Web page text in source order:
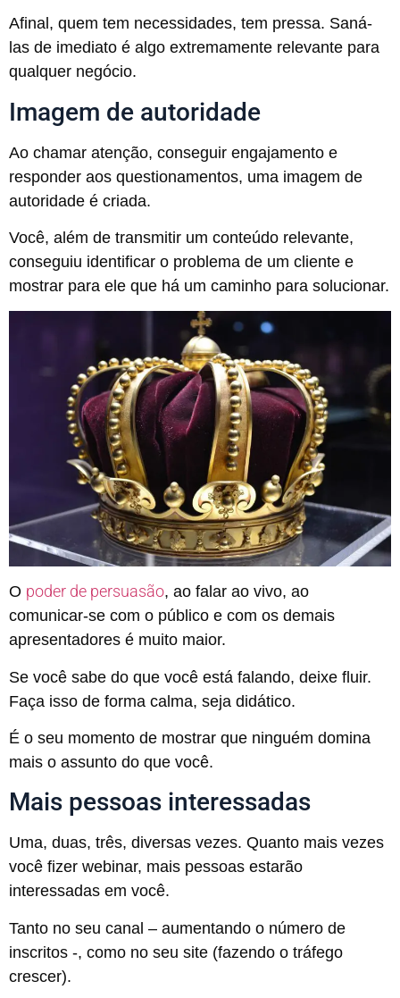
Afinal, quem tem necessidades, tem pressa. Saná-
las de imediato é algo extremamente relevante para
qualquer negócio.
Imagem de autoridade
Ao chamar atenção, conseguir engajamento e
responder aos questionamentos, uma imagem de
autoridade é criada.
Você, além de transmitir um conteúdo relevante,
conseguiu identificar o problema de um cliente e
mostrar para ele que há um caminho para solucionar.
O poder de persuasão, ao falar ao vivo, ao
comunicar-se com o público e com os demais
apresentadores é muito maior.
Se você sabe do que você está falando, deixe fluir.
Faça isso de forma calma, seja didático.
É o seu momento de mostrar que ninguém domina
mais o assunto do que você.
Mais pessoas interessadas
Uma, duas, três, diversas vezes. Quanto mais vezes
você fizer webinar, mais pessoas estarão
interessadas em você.
Tanto no seu canal – aumentando o número de
inscritos -, como no seu site (fazendo o tráfego
crescer).